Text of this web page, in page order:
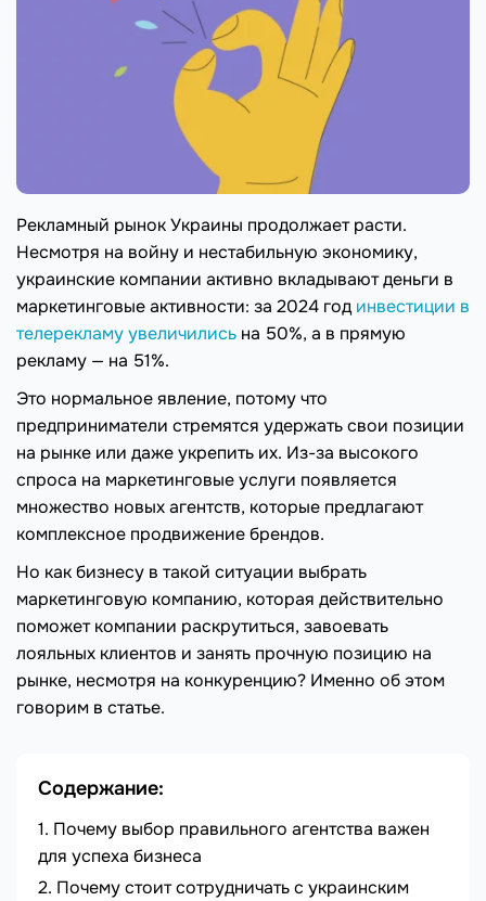
Рекламный рынок Украины продолжает расти.
Несмотря на войну и нестабильную экономику,
украинские компании активно вкладывают деньги в
маркетинговые активности: за 2024 годинвестиции в
телерекламу увеличились на 50%, а в прямую
рекламу — на 51%.
Это нормальное явление, потому что
предприниматели стремятся удержать свои позиции
на рынке или даже укрепить их. Из-за высокого
спроса на маркетинговые услуги появляется
множество новых агентств, которые предлагают
комплексное продвижение брендов.
Но как бизнесу в такой ситуации выбрать
маркетинговую компанию, которая действительно
поможет компании раскрутиться, завоевать
лояльных клиентов и занять прочную позицию на
рынке, несмотря на конкуренцию? Именно об этом
говорим в статье.
Содержание:
Почему выбор правильного агентства важен
для успеха бизнеса
Почему стоит сотрудничать с украинским